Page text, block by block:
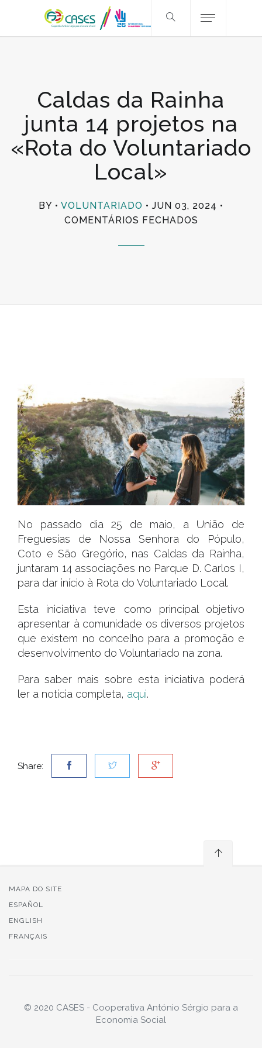
Caldas da Rainha
junta 14 projetos na
«Rota do Voluntariado
Local»
BY VOLUNTARIADO
JUN 03, 2024
COMENTÁRIOS FECHADOS
No passado dia 25 de maio, a União de
Freguesias de Nossa Senhora do Pópulo,
Coto e São Gregório, nas Caldas da Rainha,
juntaram 14 associações no Parque D. Carlos I,
para dar início à Rota do Voluntariado Local.
Esta iniciativa teve como principal objetivo
apresentar à comunidade os diversos projetos
que existem no concelho para a promoção e
desenvolvimento do Voluntariado na zona.
Para saber mais sobre esta iniciativa poderá
ler a notícia completa, aqui.
Share:
MAPA DO SITE
ESPAÑOL
ENGLISH
FRANÇAIS
© 2020 CASES - Cooperativa António Sérgio para a
Economia Social